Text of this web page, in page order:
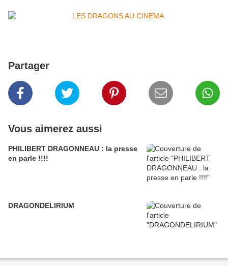
Partager
Vous aimerez aussi
PHILIBERT DRAGONNEAU : la presse
en parle !!!!
DRAGONDELIRIUM